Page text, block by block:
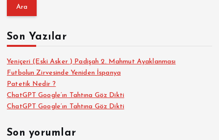
m
:Son Yazılar
Yeniçeri (Eski Asker ) Padişah 2. Mahmut Ayaklanması
Futbolun Zirvesinde Yeniden İspanya
Patetik Nedir ?
ChatGPT Google’ın Tahtına Göz Dikti
ChatGPT Google’ın Tahtına Göz Dikti
Son yorumlar